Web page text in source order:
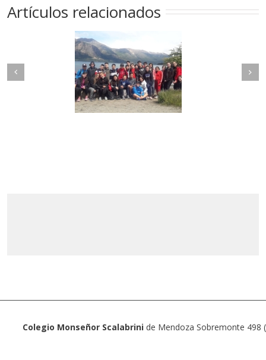
Artículos relacionados
Colegio Monseñor Scalabrini de Mendoza Sobremonte 498